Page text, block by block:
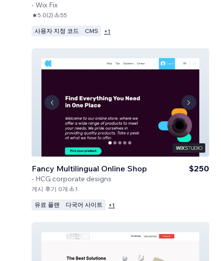
- Wix Fix
5.0(2) 55
사용자 지정 코드 CMS +1
Fancy Multilingual Online Shop
- HCG corporate designs
$250
게시 후기 0개 1
유료 플랜 다국어 사이트 +1